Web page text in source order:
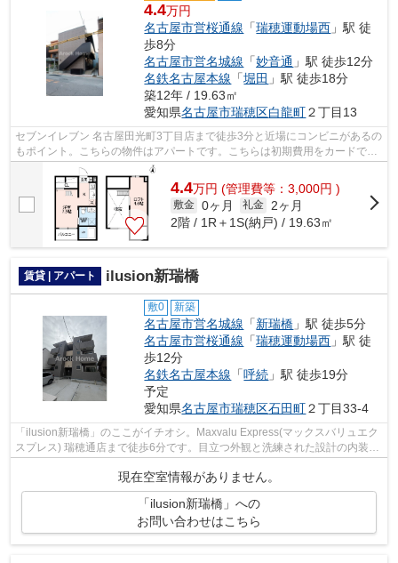
4.4万円
名古屋市営桜通線 「瑞穂運動場西 」駅 徒
歩8分
名古屋市営名城線 「妙音通 」駅 徒歩12分
名鉄名古屋本線 「堀田 」駅 徒歩18分
築12年 / 19.63㎡
愛知県名古屋市瑞穂区白龍町２丁目13
セブンイレブン 名古屋田光町3丁目店まで徒歩3分と近場にコンビニがあるの
もポイント。こちらの物件はアパートです。こちらは初期費用をカードでお
支払いいただける物件なので、支払い...
4.4万円 (管理費等：3,000円 )
敷金 0ヶ月 礼金
2ヶ月
2階 / 1R＋1S(納戸) / 19.63㎡
賃貸 | アパート ilusion新瑞橋
敷0 新築
名古屋市営名城線 「新瑞橋 」駅 徒歩5分
名古屋市営桜通線 「瑞穂運動場西 」駅 徒
歩12分
名鉄名古屋本線 「呼続 」駅 徒歩19分
予定
愛知県名古屋市瑞穂区石田町２丁目33-4
「ilusion新瑞橋」のここがイチオシ。Maxvalu Express(マックスバリュエク
スプレス) 瑞穂通店まで徒歩6分です。目立つ外観と洗練された設計の内装を
現在空室情報がありません。
「ilusion新瑞橋」への
お問い合わせはこちら